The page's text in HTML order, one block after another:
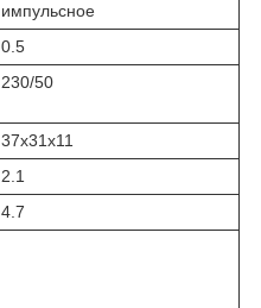
им­пульс­ное
0.5
230/50
37x31x11
2.1
4.7